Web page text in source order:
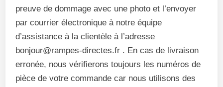
preuve de dommage avec une photo et l’envoyer
par courrier électronique à notre équipe
d’assistance à la clientèle à l’adresse
bonjour@rampes-directes.fr . En cas de livraison
erronée, nous vérifierons toujours les numéros de
pièce de votre commande car nous utilisons des